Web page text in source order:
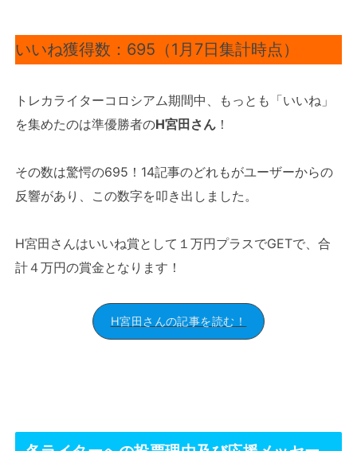
いいね獲得数：695（1月7日集計時点）
トレカライターコロシアム期間中、もっとも「いいね」
を集めたのは準優勝者のH宮田さん ！
その数は驚愕の695！14記事のどれもがユーザーからの
反響があり、この数字を叩き出しました。
H宮田さんはいいね賞として１万円プラスでGETで、合
計４万円の賞金となります！
H宮田さんの記事を読む！